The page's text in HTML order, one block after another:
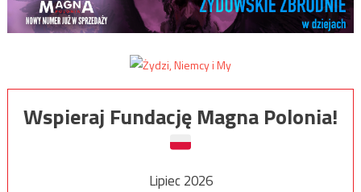
Wspieraj Fundację Magna Polonia!
Lipiec 2026